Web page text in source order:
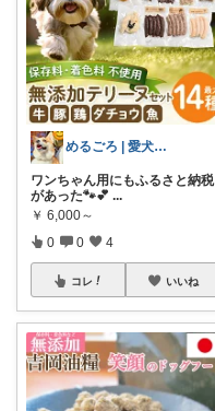
めるごろ | 愛犬と見つける幸せセレクト
ワンちゃん用にもふるさと納税
があった🐾💕 ...
￥ 6,000～
0 0 4
コレ いいね